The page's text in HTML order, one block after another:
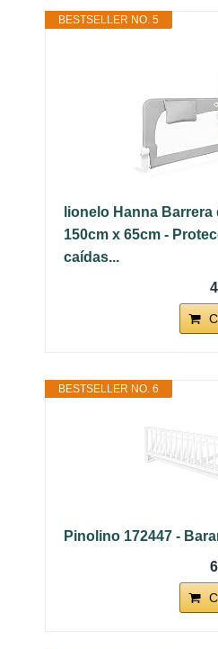
BESTSELLER NO. 5
lionelo Hanna Barrera
150cm x 65cm -
caídas...
BESTSELLER NO. 6
Pinolino 172447 -